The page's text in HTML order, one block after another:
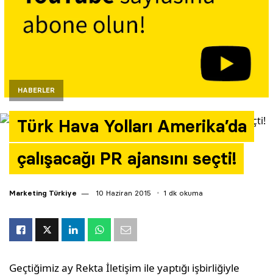
HABERLER
Türk Hava Yolları Amerika’da
çalışacağı PR ajansını seçti!
Marketing Türkiye 10 Haziran 2015 1 dk okuma
Geçtiğimiz ay Rekta İletişim ile yaptığı işbirliğiyle
Etkinlikler
Yazarlar
Araştırma